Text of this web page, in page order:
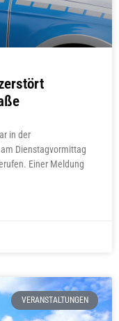
in der
Dienstagvormittag
Einer Meldung
VERANSTALTUNGEN